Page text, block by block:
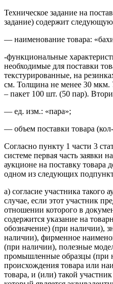
Техническое задание на
задание) содержит
— наименование товара:
-функциональные
необходимые для поставки
текстурированные, на
см. Толщина не менее 30 мкм.
– пакет 100 шт. (50 пар).
— ед. изм.: «пара»;
— объем поставки товара
Согласно пункту 1 части 3
системе первая часть заявки
аукционе на поставку товара
одном из следующих
а) согласие участника такого
случае, если этот участник
отношении которого в
содержится указание на
обозначение) (при наличии),
наличии), фирменное
(при наличии), полезные
промышленные образцы (при
происхождения товара или
товара, и (или) такой